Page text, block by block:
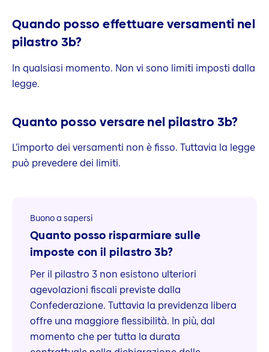
Quando posso effettuare versamenti nel
pilastro 3b?
In qualsiasi momento. Non vi sono limiti imposti dalla
legge.
Quanto posso versare nel pilastro 3b?
L’importo dei versamenti non è fisso. Tuttavia la legge
può prevedere dei limiti.
Buono a sapersi
Quanto posso risparmiare sulle
imposte con il pilastro 3b?
Per il pilastro 3 non esistono ulteriori
agevolazioni fiscali previste dalla
Confederazione. Tuttavia la previdenza libera
offre una maggiore flessibilità. In più, dal
momento che per tutta la durata